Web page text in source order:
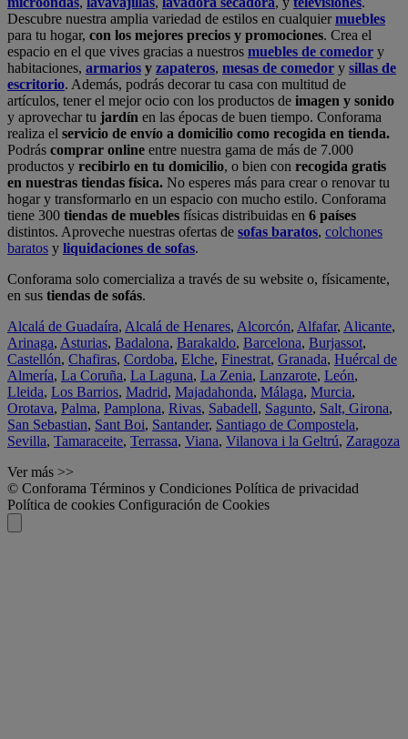
Descubre nuestra amplia variedad de estilos en cualquiermuebles
para tu hogar, con los mejores precios y promociones. Crea el
espacio en el que vives gracias a nuestros muebles de comedor y
habitaciones, armarios y zapateros, mesas de comedor y sillas de
escritorio. Además, podrás decorar tu casa con multitud de
artículos, tener el mejor ocio con los productos de imagen y sonido
y aprovechar tu jardín en las épocas de buen tiempo. Conforama
realiza el servicio de envío a domicilio como recogida en tienda.
Podrás comprar online entre nuestra gama de más de 7.000
productos y recibirlo en tu domicilio, o bien con recogida gratis
en nuestras tiendas física. No esperes más para crear o renovar tu
hogar y transformarlo en un espacio con mucho estilo. Conforama
tiene 300 tiendas de muebles físicas distribuidas en 6 países
distintos. Aproveche nuestras ofertas de sofas baratos, colchones
baratos y liquidaciones de sofas.
Conforama solo comercializa a través de su website o, físicamente,
en sus tiendas de sofás.
Alcalá de Guadaíra, Alcalá de Henares, Alcorcón, Alfafar, Alicante,
Arinaga, Asturias, Badalona, Barakaldo, Barcelona, Burjassot,
Castellón, Chafiras, Cordoba, Elche, Finestrat, Granada, Huércal de
Almería, La Coruña, La Laguna, La Zenia, Lanzarote, León,
Lleida, Los Barrios, Madrid, Majadahonda, Málaga, Murcia,
Orotava, Palma, Pamplona, Rivas, Sabadell, Sagunto, Salt, Girona,
San Sebastian, Sant Boi, Santander, Santiago de Compostela,
Sevilla, Tamaraceite, Terrassa, Viana, Vilanova i la Geltrú, Zaragoza
Ver más >>
© Conforama Términos y Condiciones Política de privacidad
Política de cookies Configuración de Cookies